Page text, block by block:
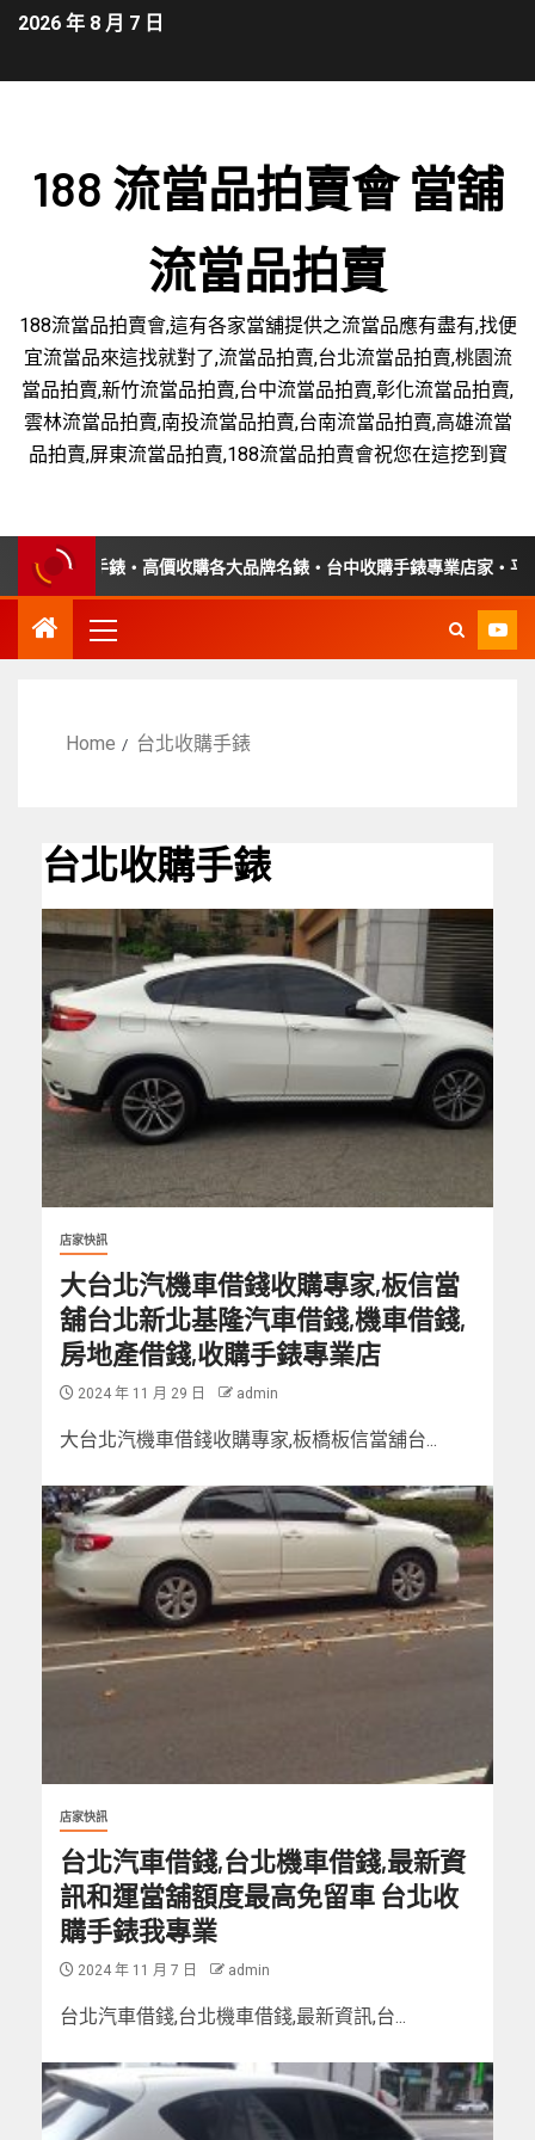
2026 年 8 月 7 日
188 流當品拍賣會 當舖
流當品拍賣
188流當品拍賣會,這有各家當舖提供之流當品應有盡有,找便
宜流當品來這找就對了,流當品拍賣,台北流當品拍賣,桃園流
當品拍賣,新竹流當品拍賣,台中流當品拍賣,彰化流當品拍賣,
雲林流當品拍賣,南投流當品拍賣,台南流當品拍賣,高雄流當
品拍賣,屏東流當品拍賣,188流當品拍賣會祝您在這挖到寶
故障手錶・高價收購各大品牌名錶・台中收購手錶專業店家・平價手
Home 台北收購手錶
台北收購手錶
店家快訊
大台北汽機車借錢收購專家,板信當
舖台北新北基隆汽車借錢,機車借錢,
房地產借錢,收購手錶專業店
2024 年 11 月 29 日 admin
大台北汽機車借錢收購專家,板橋板信當舖台...
店家快訊
台北汽車借錢,台北機車借錢,最新資
訊和運當舖額度最高免留車 台北收
購手錶我專業
2024 年 11 月 7 日 admin
台北汽車借錢,台北機車借錢,最新資訊,台...